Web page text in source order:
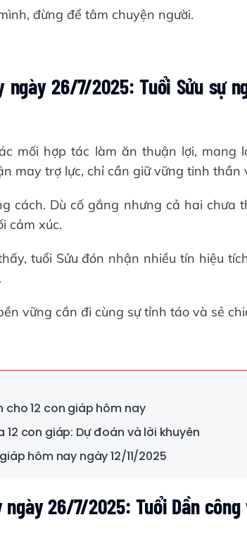
đừng để tâm chuyện người.
26/7/2025: Tuổi Sửu sự
mối hợp tác làm ăn thuận lợi, mang
may trợ lực, chỉ cần giữ vững tinh thần
cách. Dù cố gắng nhưng cả hai chưa
cảm xúc.
tuổi Sửu đón nhận nhiều tín hiệu
vững cần đi cùng sự tỉnh táo và sẻ
cho 12 con giáp hôm nay
12 con giáp: Dự đoán và lời khuyên
hôm nay ngày 12/11/2025
ngày 26/7/2025: Tuổi Dần